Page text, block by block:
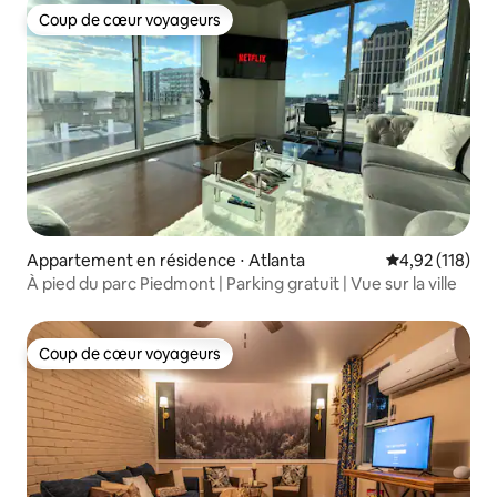
Coup de cœur voyageurs
Coup de cœur voyageurs
Appartement en résidence ⋅ Atlanta Évaluation
4,92 (118)
À pied du parc Piedmont | Parking gratuit | Vue sur la ville
Coup de cœur voyageurs
Coup de cœur voyageurs